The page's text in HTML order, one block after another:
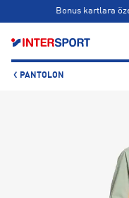
Bonus kartlara
PANTOLON